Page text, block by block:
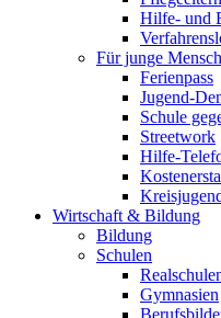
Hilfe- und
Für junge
Ferienpass
Jugend-
Schule
Streetwork
Hilfe-
Wirtschaft & Bildung
Bildung
Schulen
Gymnasien